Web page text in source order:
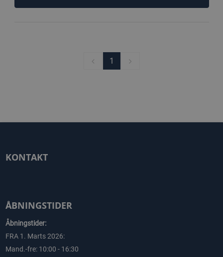
1
KONTAKT
ÅBNINGSTIDER
Åbningstider:
FRA 1. Marts 2026:
Mand.-fre: 10:00 - 16:30